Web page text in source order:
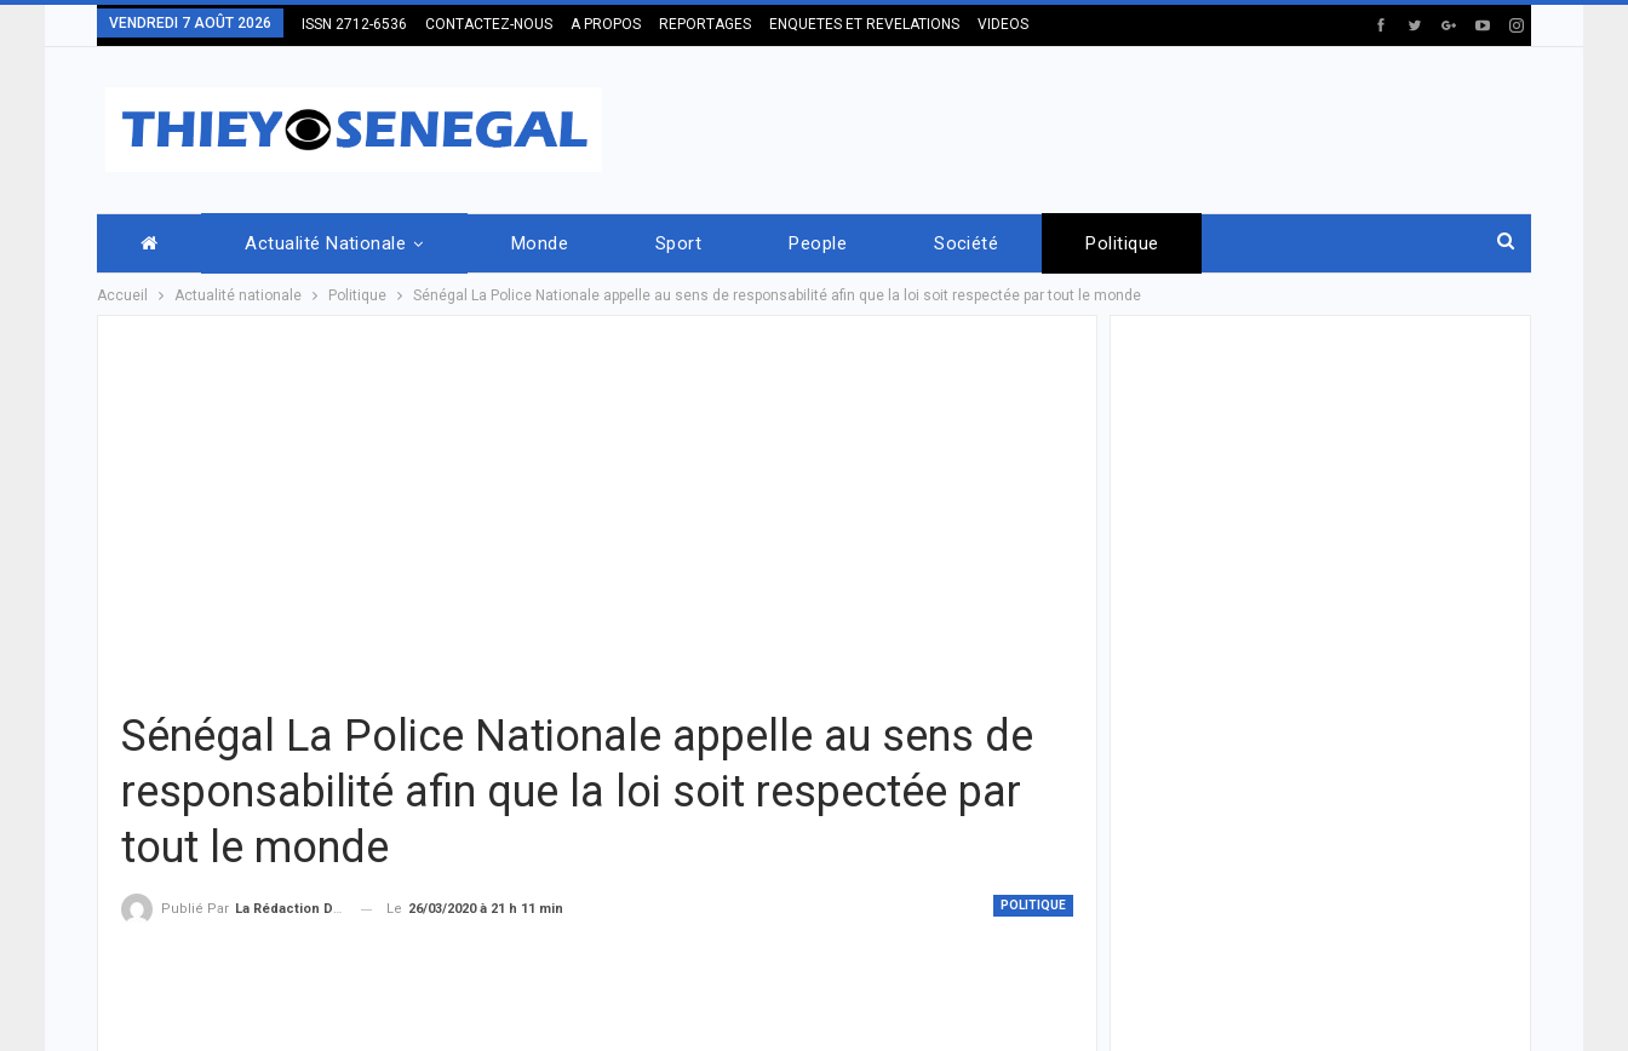
VENDREDI 7 AOÛT 2026 ISSN 2712-6536 CONTACTEZ-NOUS A PROPOS REPORTAGES ENQUETES ET REVELATIONS VIDEOS
Actualité Nationale Monde Sport People Société Politique
Accueil Actualité nationale Politique Sénégal La Police Nationale appelle au sens de responsabilité afin que la loi soit respectée par tout le monde
Sénégal La Police Nationale appelle au sens de
responsabilité afin que la loi soit respectée par
tout le monde
POLITIQUE
Publié Par La Rédaction De THIEYSENEGAL.com Le 26/03/2020 à 21 h 11 min